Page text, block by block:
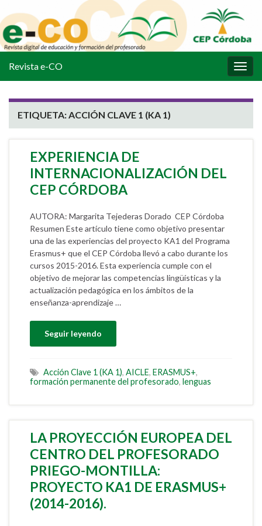
la
Revista e-CO
ETIQUETA: ACCIÓN CLAVE 1 (KA 1)
EXPERIENCIA DE
INTERNACIONALIZACIÓN DEL
CEP CÓRDOBA
AUTORA: Margarita Tejederas Dorado CEP Córdoba
Resumen Este artículo tiene como objetivo presentar
una de las experiencias del proyecto KA1 del Programa
Erasmus+ que el CEP Córdoba llevó a cabo durante los
cursos 2015-2016. Esta experiencia cumple con el
objetivo de mejorar las competencias lingüísticas y la
actualización pedagógica en los ámbitos de la
enseñanza-aprendizaje …
Seguir leyendo
Acción Clave 1 (KA 1), AICLE, ERASMUS+,
formación permanente del profesorado, lenguas
LA PROYECCIÓN EUROPEA DEL
CENTRO DEL PROFESORADO
PRIEGO-MONTILLA:
PROYECTO KA1 DE ERASMUS+
(2014-2016).